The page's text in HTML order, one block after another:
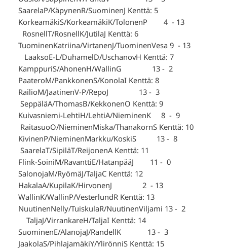
SaarelaP/KäpynenR/SuominenJ Kenttä: 5
KorkeamäkiS/KorkeamäkiK/TolonenP 4 - 13
RosnellT/RosnellK/JutilaJ Kenttä: 6
TuominenKatriina/VirtanenJ/TuominenVesa 9 - 13
LaaksoE-L/DuhamelD/UschanovH Kenttä: 7
KamppuriS/AhonenH/WallinG 13 - 2
PaateroM/PankkonenS/KonolaI Kenttä: 8
RailioM/JaatinenV-P/RepoJ 13 - 3
SeppäläA/ThomasB/KekkonenO Kenttä: 9
Kuivasniemi-LehtiH/LehtiA/NieminenK 8 - 9
RaitasuoO/NieminenMiska/ThanakornS Kenttä: 10
KivinenP/NieminenMarkku/KoskiS 13 - 8
SaarelaT/SipiläT/ReijonenA Kenttä: 11
Flink-SoiniM/RavanttiE/HatanpääJ 11 - 0
SalonojaM/RyömäJ/TaljaC Kenttä: 12
HakalaA/KupilaK/HirvonenJ 2 - 13
WallinK/WallinP/VesterlundR Kenttä: 13
NuutinenNelly/TuiskulaR/NuutinenViljami 13 - 2
TaljaJ/VirrankareH/TaljaI Kenttä: 14
SuominenE/AlanojaJ/RandellK 13 - 3
JaakolaS/PihlajamäkiY/YlirönniS Kenttä: 15